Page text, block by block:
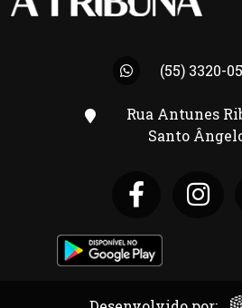
(55) 3320-
Rua Antunes
Santo